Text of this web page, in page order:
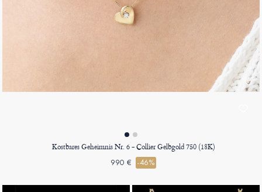
Kostbares Geheimnis Nr. 6 - Collier Gelbgold 750 (18K)
990 € -46%